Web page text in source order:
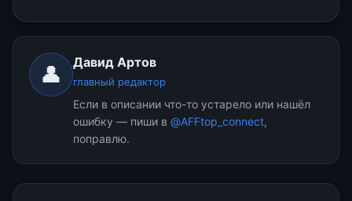
👤 Давид Артов
главный редактор
Если в описании что-то устарело или нашёл
ошибку — пиши в @AFFtop_connect,
поправлю.